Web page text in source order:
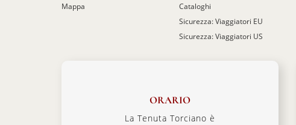
Mappa
Cataloghi
Sicurezza: Viaggiatori EU
Sicurezza: Viaggiatori US
ORARIO
La Tenuta Torciano è